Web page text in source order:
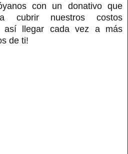
con un donativo que
cubrir nuestros costos
así llegar cada vez a más
de ti!